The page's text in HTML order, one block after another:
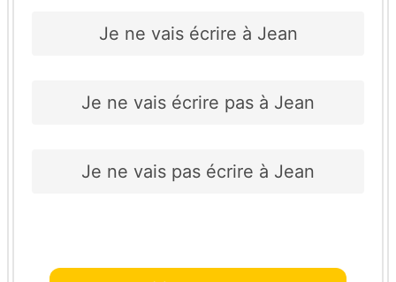
Je ne vais écrire à Jean
Je ne vais écrire pas à Jean
Je ne vais pas écrire à Jean